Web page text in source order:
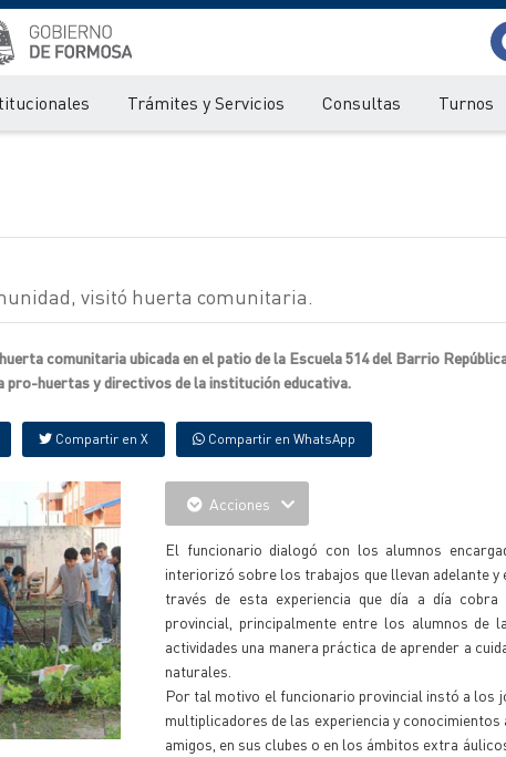
Trámites y Servicios Consultas Turnos
visitó huerta comunitaria.
comunitaria ubicada en el patio de la Escuela 514 del Barrio
pro-huertas y directivos de la institución educativa.
Compartir en X Compartir en WhatsApp
Acciones
El funcionario dialogó con los alumnos
interiorizó sobre los trabajos que llevan adelante y
través de esta experiencia que día a día
provincial, principalmente entre los alumnos de
actividades una manera práctica de aprender a
naturales.
Por tal motivo el funcionario provincial instó a los
multiplicadores de las experiencia y
amigos, en sus clubes o en los ámbitos extra